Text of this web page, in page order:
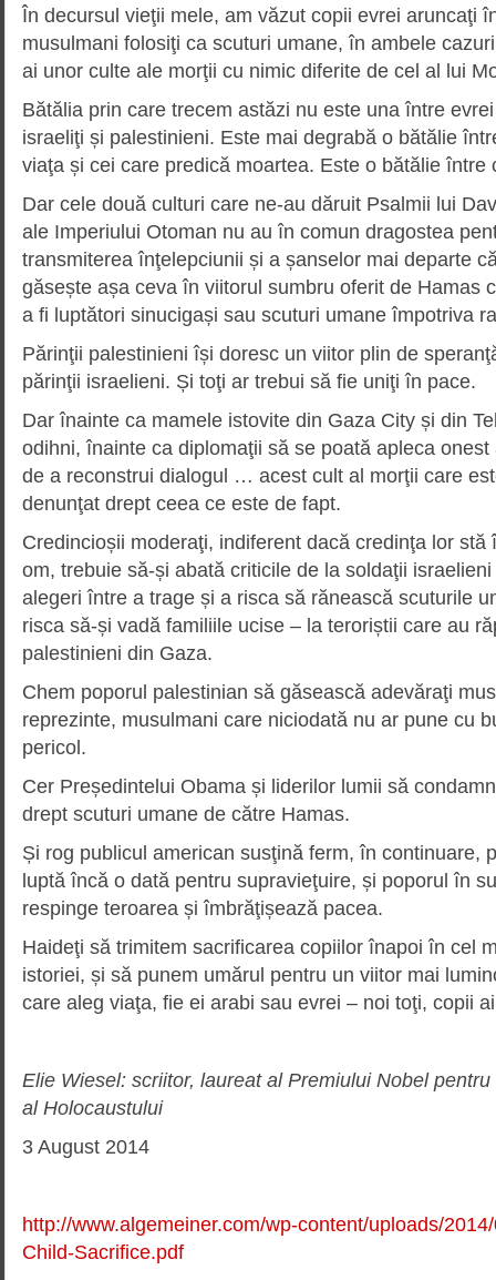
În decursul vieţii mele, am văzut copii evrei aruncaţi
musulmani folosiţi ca scuturi umane, în ambele
ai unor culte ale morţii cu nimic diferite de cel al lui
Bătălia prin care trecem astăzi nu este una între
israeliţi și palestinieni. Este mai degrabă o bătălie
viaţa și cei care predică moartea. Este o bătălie între
Dar cele două culturi care ne-au dăruit Psalmii lui
ale Imperiului Otoman nu au în comun dragostea
transmiterea înţelepciunii și a șanselor mai departe
găsește așa ceva în viitorul sumbru oferit de Hamas
a fi luptători sinucigași sau scuturi umane împotriva
Părinţii palestinieni își doresc un viitor plin de
părinţii israelieni. Și toţi ar trebui să fie uniţi în pace.
Dar înainte ca mamele istovite din Gaza City și din
odihni, înainte ca diplomaţii să se poată apleca
de a reconstrui dialogul … acest cult al morţii care
denunţat drept ceea ce este de fapt.
Credincioșii moderaţi, indiferent dacă credinţa lor
om, trebuie să-și abată criticile de la soldaţii
alegeri între a trage și a risca să rănească scuturile
risca să-și vadă familiile ucise – la teroriștii care au
palestinieni din Gaza.
Chem poporul palestinian să găsească adevăraţi
reprezinte, musulmani care niciodată nu ar pune cu
pericol.
Cer Președintelui Obama și liderilor lumii să
drept scuturi umane de către Hamas.
Și rog publicul american susţină ferm, în continuare,
luptă încă o dată pentru supravieţuire, și poporul în
respinge teroarea și îmbrăţișează pacea.
Haideţi să trimitem sacrificarea copiilor înapoi în cel
istoriei, și să punem umărul pentru un viitor mai
care aleg viaţa, fie ei arabi sau evrei – noi toţi, copii
Elie Wiesel: scriitor, laureat al Premiului Nobel
al Holocaustului
3 August 2014
http://www.algemeiner.com/wp-content/uploads/
Child-Sacrifice.pdf